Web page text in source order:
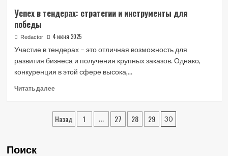
домашнего
с
вложениями
Успех в тендерах: стратегии и инструменты для
победы
Redactor 4 июня 2025
Участие в тендерах – это отличная возможность для
развития бизнеса и получения крупных заказов. Однако,
конкуренция в этой сфере высока,...
Читать далееRead
Успех
в
Пагинация
Назад 1 … 27 28 29 30
Поиск